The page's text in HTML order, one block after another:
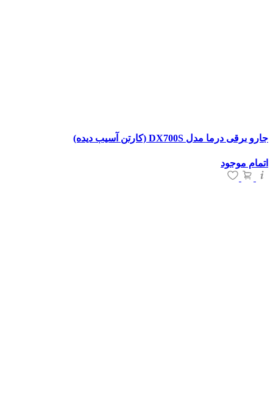
جارو برقی درما مدل DX700S (کارتن آسیب دیده)
اتمام موجود